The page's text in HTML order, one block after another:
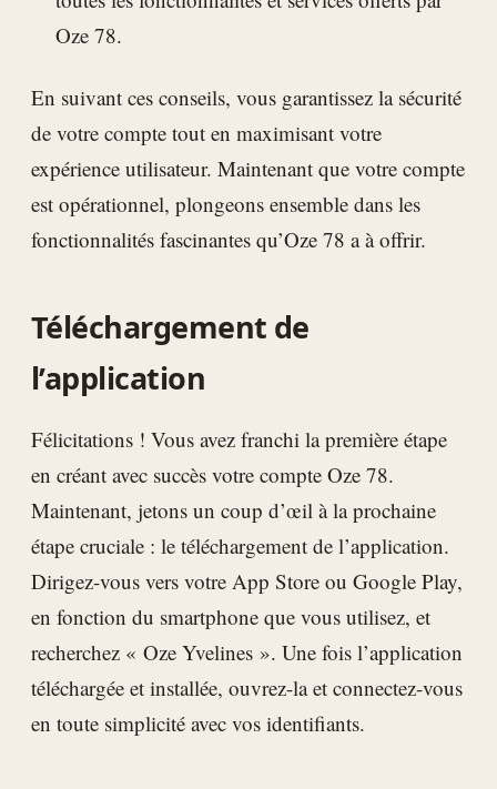
Oze 78.
En suivant ces conseils, vous garantissez la sécurité
de votre compte tout en maximisant votre
expérience utilisateur. Maintenant que votre compte
est opérationnel, plongeons ensemble dans les
fonctionnalités fascinantes qu’Oze 78 a à offrir.
Téléchargement de
l’application
Félicitations ! Vous avez franchi la première étape
en créant avec succès votre compte Oze 78.
Maintenant, jetons un coup d’œil à la prochaine
étape cruciale : le téléchargement de l’application.
Dirigez-vous vers votre App Store ou Google Play,
en fonction du smartphone que vous utilisez, et
recherchez « Oze Yvelines ». Une fois l’application
téléchargée et installée, ouvrez-la et connectez-vous
en toute simplicité avec vos identifiants.